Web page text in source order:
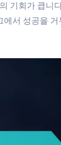
기회가 큽니
서 성공을 거